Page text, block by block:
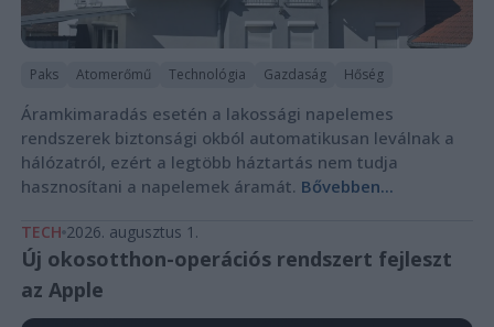
Paks Atomerőmű Technológia Gazdaság Hőség
Áramkimaradás esetén a lakossági napelemes
rendszerek biztonsági okból automatikusan leválnak a
hálózatról, ezért a legtöbb háztartás nem tudja
hasznosítani a napelemek áramát. Bővebben...
TECH 2026. augusztus 1.
Új okosotthon-operációs rendszert fejleszt
az Apple